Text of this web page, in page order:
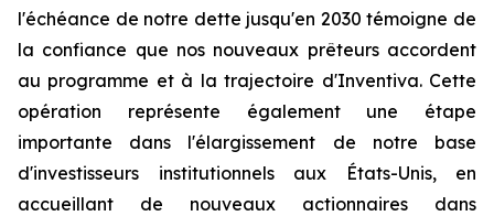
l'échéance de notre dette jusqu'en 2030 témoigne de
la confiance que nos nouveaux prêteurs accordent
au programme et à la trajectoire d'Inventiva. Cette
opération représente également une étape
importante dans l'élargissement de notre base
d'investisseurs institutionnels aux États-Unis, en
accueillant de nouveaux actionnaires dans